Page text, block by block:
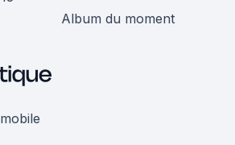
Album du moment